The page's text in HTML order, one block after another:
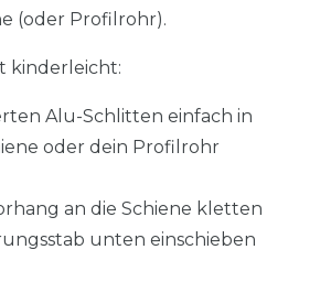
(oder Profilrohr).
kinderleicht:
Alu-Schlitten einfach in
oder dein Profilrohr
an die Schiene kletten
unten einschieben